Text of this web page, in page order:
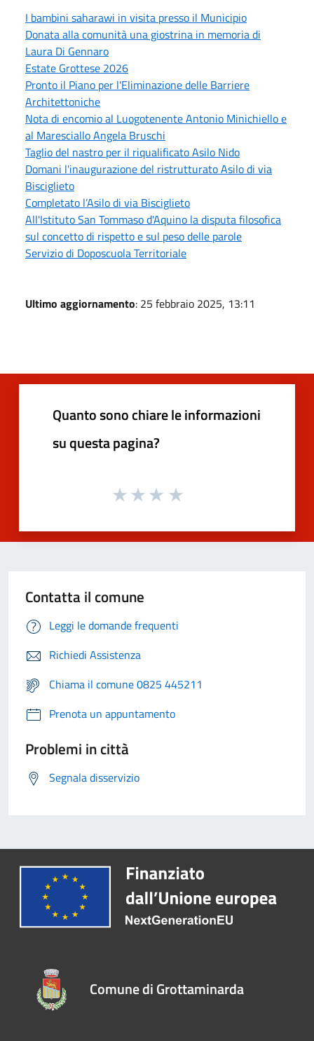
I bambini saharawi in visita presso il Municipio
Donata alla comunità una giostrina in memoria di
Laura Di Gennaro
Estate Grottese 2026
Pronto il Piano per l'Eliminazione delle Barriere
Architettoniche
Nota di encomio al Luogotenente Antonio Minichiello e
al Maresciallo Angela Bruschi
Taglio del nastro per il riqualificato Asilo Nido
Domani l'inaugurazione del ristrutturato Asilo di via
Bisciglieto
Completato l’Asilo di via Bisciglieto
All'Istituto San Tommaso d'Aquino la disputa filosofica
sul concetto di rispetto e sul peso delle parole
Servizio di Doposcuola Territoriale
Ultimo aggiornamento: 25 febbraio 2025, 13:11
Quanto sono chiare le informazioni
su questa pagina?
Contatta il comune
Leggi le domande frequenti
Richiedi Assistenza
Chiama il comune 0825 445211
Prenota un appuntamento
Problemi in città
Segnala disservizio
Comune di Grottaminarda